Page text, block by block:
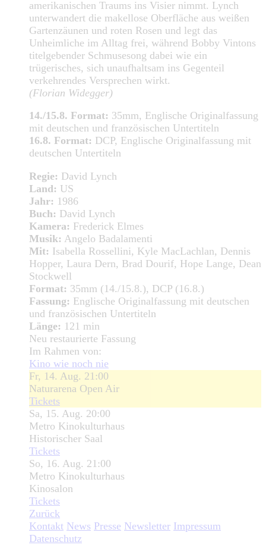
amerikanischen Traums ins Visier nimmt. Lynch
unterwandert die makellose Oberfläche aus weißen
Gartenzäunen und roten Rosen und legt das
Unheimliche im Alltag frei, während Bobby Vintons
titelgebender Schmusesong dabei wie ein
trügerisches, sich unaufhaltsam ins Gegenteil
verkehrendes Versprechen wirkt.
(Florian Widegger)
14./15.8. Format: 35mm, Englische Originalfassung
mit deutschen und französischen Untertiteln
16.8. Format: DCP, Englische Originalfassung mit
deutschen Untertiteln
Regie: David Lynch
Land: US
Jahr: 1986
Buch: David Lynch
Kamera: Frederick Elmes
Musik: Angelo Badalamenti
Mit: Isabella Rossellini, Kyle MacLachlan, Dennis
Hopper, Laura Dern, Brad Dourif, Hope Lange, Dean
Stockwell
Format: 35mm (14./15.8.), DCP (16.8.)
Fassung: Englische Originalfassung mit deutschen
und französischen Untertiteln
Länge: 121 min
Neu restaurierte Fassung
Im Rahmen von:
Kino wie noch nie
Fr, 14. Aug. 21:00
Naturarena Open Air
Tickets
Sa, 15. Aug. 20:00
Metro Kinokulturhaus
Historischer Saal
Tickets
So, 16. Aug. 21:00
Metro Kinokulturhaus
Kinosalon
Tickets
Zurück
Kontakt News Presse Newsletter Impressum
Datenschutz